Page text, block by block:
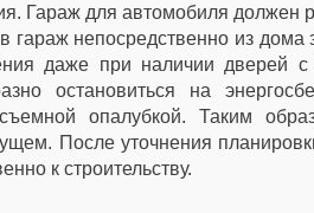
Гараж для автомобиля должен
гараж непосредственно из
даже при наличии дверей
остановиться на
опалубкой. Таким
После уточнения
к строительству.